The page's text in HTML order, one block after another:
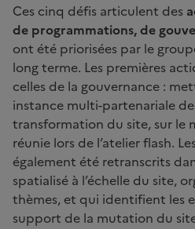
Ces cinq défis articulent des
de programmations, de
ont été priorisées par le
long terme. Les premières
celles de la gouvernance :
instance multi-partenariale
transformation du site, sur le
réunie lors de l’atelier flash.
également été retranscrits
spatialisé à l’échelle du site,
thèmes, et qui identifient les
support de la mutation du